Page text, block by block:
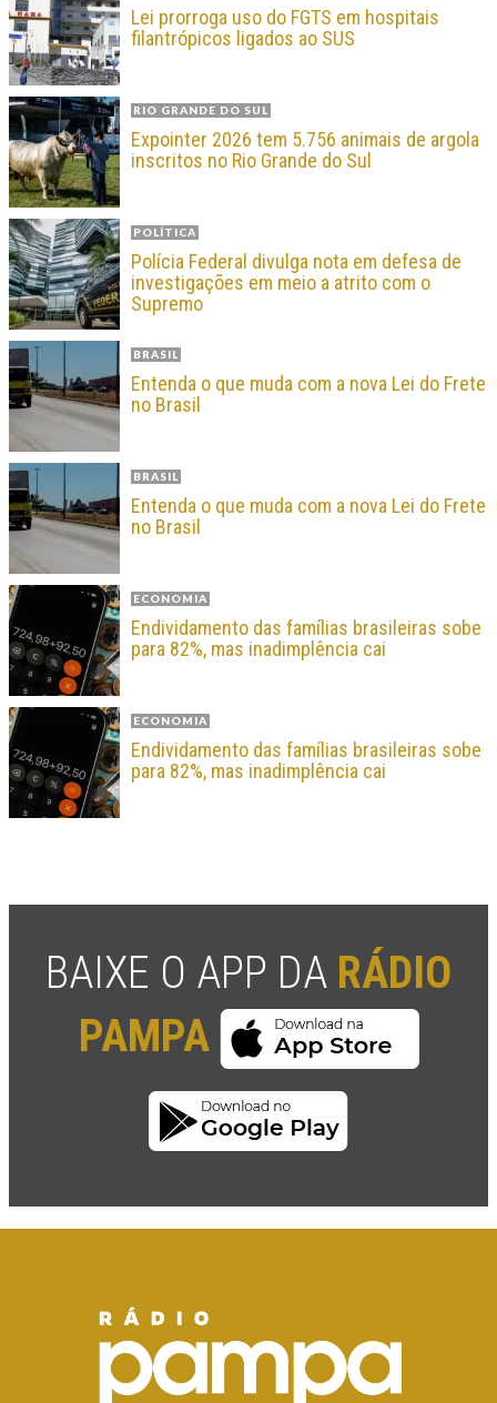
Lei prorroga uso do FGTS em hospitais
filantrópicos ligados ao SUS
RIO GRANDE DO SUL
Expointer 2026 tem 5.756 animais de argola
inscritos no Rio Grande do Sul
POLÍTICA
Polícia Federal divulga nota em defesa de
investigações em meio a atrito com o
Supremo
BRASIL
Entenda o que muda com a nova Lei do Frete
no Brasil
BRASIL
Entenda o que muda com a nova Lei do Frete
no Brasil
ECONOMIA
Endividamento das famílias brasileiras sobe
para 82%, mas inadimplência cai
ECONOMIA
Endividamento das famílias brasileiras sobe
para 82%, mas inadimplência cai
BAIXE O APP DA RÁDIO
PAMPA